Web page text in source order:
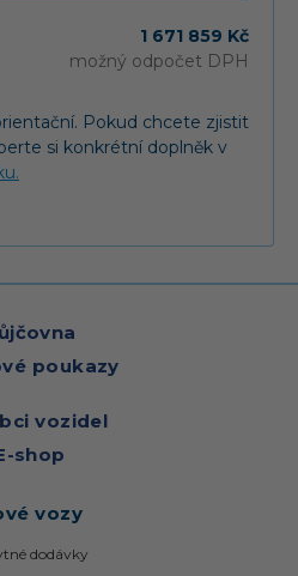
1 671 859 Kč
možný odpočet DPH
Pokud chcete zjistit
si konkrétní doplněk v
poukazy
vozidel
shop
vozy
dodávky